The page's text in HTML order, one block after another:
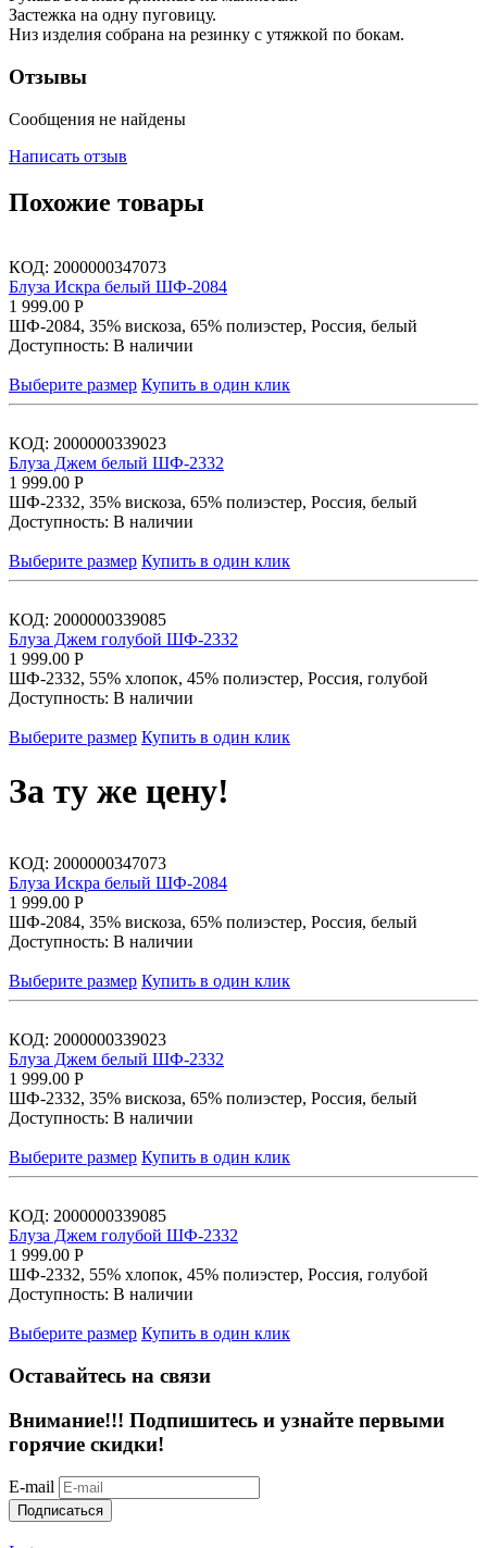
Застежка на одну пуговицу.
Низ изделия собрана на резинку с утяжкой по бокам.
Отзывы
Сообщения не найдены
Написать отзыв
Похожие товары
КОД: 2000000347073
Блуза Искра белый ШФ-2084
1 999.00 Р
ШФ-2084, 35% вискоза, 65% полиэстер, Россия, белый
Доступность: В наличии
Выберите размер Купить в один клик
КОД: 2000000339023
Блуза Джем белый ШФ-2332
1 999.00 Р
ШФ-2332, 35% вискоза, 65% полиэстер, Россия, белый
Доступность: В наличии
Выберите размер Купить в один клик
КОД: 2000000339085
Блуза Джем голубой ШФ-2332
1 999.00 Р
ШФ-2332, 55% хлопок, 45% полиэстер, Россия, голубой
Доступность: В наличии
Выберите размер Купить в один клик
За ту же цену!
КОД: 2000000347073
Блуза Искра белый ШФ-2084
1 999.00 Р
ШФ-2084, 35% вискоза, 65% полиэстер, Россия, белый
Доступность: В наличии
Выберите размер Купить в один клик
КОД: 2000000339023
Блуза Джем белый ШФ-2332
1 999.00 Р
ШФ-2332, 35% вискоза, 65% полиэстер, Россия, белый
Доступность: В наличии
Выберите размер Купить в один клик
КОД: 2000000339085
Блуза Джем голубой ШФ-2332
1 999.00 Р
ШФ-2332, 55% хлопок, 45% полиэстер, Россия, голубой
Доступность: В наличии
Выберите размер Купить в один клик
Оставайтесь на связи
Внимание!!! Подпишитесь и узнайте первыми
горячие скидки!
E-mail
Подписаться